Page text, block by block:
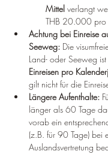
Mittel verlangt
THB 20.000 pro
Achtung bei Einreise
Seeweg: Die
Land- oder Seeweg
Einreisen pro
gilt nicht für die
Längere Aufenthalte:
länger als 60 Tage
vorab ein
(z.B. für 90 Tage) bei
Auslandsvertretung